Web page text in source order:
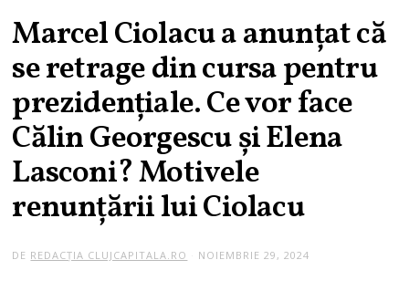
Marcel Ciolacu a anunțat că
se retrage din cursa pentru
prezidențiale. Ce vor face
Călin Georgescu și Elena
Lasconi? Motivele
renunțării lui Ciolacu
DE REDACȚIA CLUJCAPITALA.RO NOIEMBRIE 29, 2024